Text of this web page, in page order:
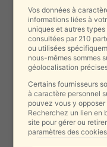
Vos données à
informations liées à
uniques et autres
consultées par 210
ou utilisées
nous-mêmes sommes
géolocalisation
Certains fournisseurs
à caractère personnel
pouvez vous y
Recherchez un lien en
site pour gérer ou
paramètres des